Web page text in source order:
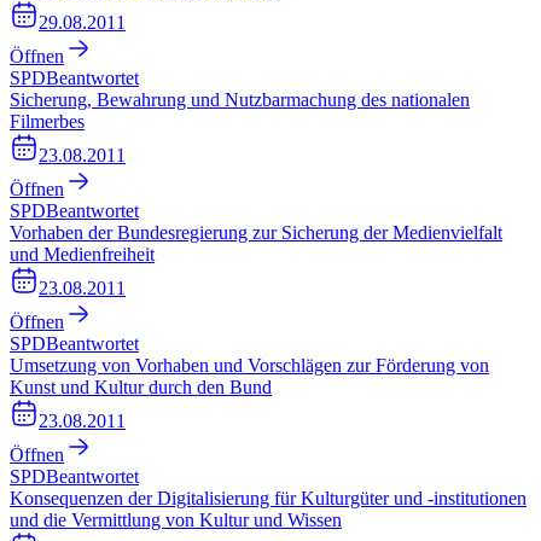
29.08.2011
Öffnen
SPDBeantwortet
Sicherung, Bewahrung und Nutzbarmachung des nationalen
Filmerbes
23.08.2011
Öffnen
SPDBeantwortet
Vorhaben der Bundesregierung zur Sicherung der Medienvielfalt
und Medienfreiheit
23.08.2011
Öffnen
SPDBeantwortet
Umsetzung von Vorhaben und Vorschlägen zur Förderung von
Kunst und Kultur durch den Bund
23.08.2011
Öffnen
SPDBeantwortet
Konsequenzen der Digitalisierung für Kulturgüter und -institutionen
und die Vermittlung von Kultur und Wissen